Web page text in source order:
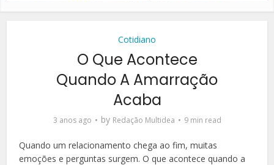
Cotidiano
O Que Acontece
Quando A Amarração
Acaba
3 anos ago by Redação Multidea 9 min read
Quando um relacionamento chega ao fim, muitas
emoções e perguntas surgem. O que acontece quando a